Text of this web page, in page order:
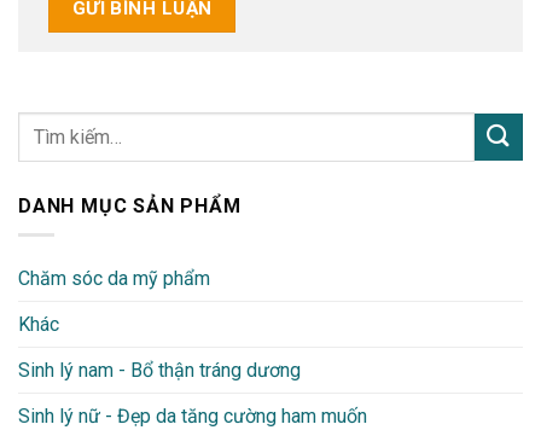
DANH MỤC SẢN PHẨM
Chăm sóc da mỹ phẩm
Khác
Sinh lý nam - Bổ thận tráng dương
Sinh lý nữ - Đẹp da tăng cường ham muốn